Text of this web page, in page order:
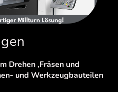
Drehen ,Fräsen und
und Werkzeugbauteilen